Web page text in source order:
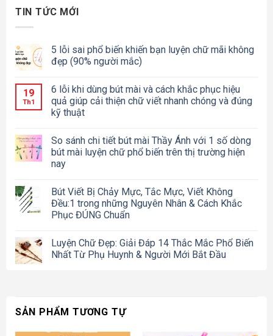
TIN TỨC MỚI
5 lỗi sai phổ biến khiến bạn luyện chữ mãi không
đẹp (90% người mắc)
19
Th1
6 lỗi khi dùng bút mài và cách khắc phục hiệu
quả giúp cải thiện chữ viết nhanh chóng và đúng
kỹ thuật
So sánh chi tiết bút mài Thầy Ánh với 1 số dòng
bút mài luyện chữ phổ biến trên thị trường hiện
nay
Bút Viết Bị Chảy Mực, Tắc Mực, Viết Không
Đều:1 trong những Nguyên Nhân & Cách Khắc
Phục ĐÚNG Chuẩn
Luyện Chữ Đẹp: Giải Đáp 14 Thắc Mắc Phổ Biến
Nhất Từ Phụ Huynh & Người Mới Bắt Đầu
SẢN PHẨM TƯƠNG TỰ